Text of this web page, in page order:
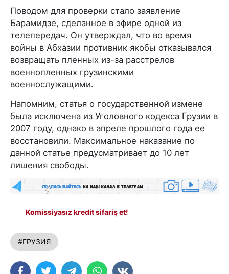
Поводом для проверки стало заявление
Барамидзе, сделанное в эфире одной из
телепередач. Он утверждал, что во время
войны в Абхазии противник якобы отказывался
возвращать пленных из-за расстрелов
военнопленных грузинскими
военнослужащими.
Напомним, статья о государственной измене
была исключена из Уголовного кодекса Грузии в
2007 году, однако в апреле прошлого года ее
восстановили. Максимальное наказание по
данной статье предусматривает до 10 лет
лишения свободы.
Komissiyasız kredit sifariş et!
#ГРУЗИЯ